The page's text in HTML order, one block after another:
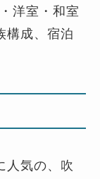
洋室・和室
構成、宿泊
人気の、吹